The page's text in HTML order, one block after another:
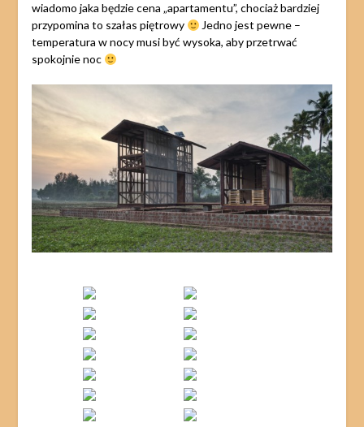
wiadomo jaka będzie cena „apartamentu”, chociaż bardziej
przypomina to szałas piętrowy
Jedno jest pewne –
temperatura w nocy musi być wysoka, aby przetrwać
spokojnie noc